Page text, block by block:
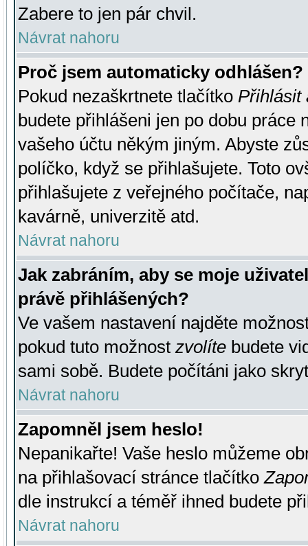
Zabere to jen pár chvil.
Návrat nahoru
Proč jsem automaticky odhlášen?
Pokud nezaškrtnete tlačítko Přihlásit
budete přihlášeni jen po dobu práce
vašeho účtu někým jiným. Abyste
políčko, když se přihlašujete. Toto
přihlašujete z veřejného počítače,
kavárně, univerzitě atd.
Návrat nahoru
Jak zabráním, aby se moje
právě přihlášených?
Ve vašem nastavení najděte
pokud tuto možnost zvolíte budete
sami sobě. Budete počítáni jako
Návrat nahoru
Zapomněl jsem heslo!
Nepanikařte! Vaše heslo můžeme
na přihlašovací stránce tlačítko
dle instrukcí a téměř ihned budete
Návrat nahoru